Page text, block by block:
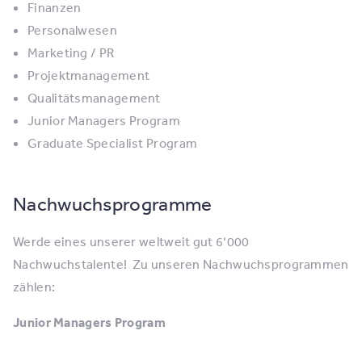
Finanzen
Personalwesen
Marketing / PR
Projektmanagement
Qualitätsmanagement
Junior Managers Program
Graduate Specialist Program
Nachwuchsprogramme
Werde eines unserer weltweit gut 6‘000
Nachwuchstalente! Zu unseren Nachwuchsprogrammen
zählen:
Junior Managers Program